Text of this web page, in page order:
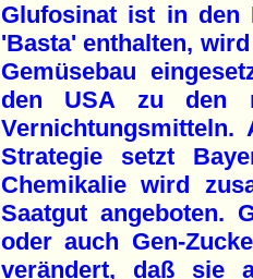
Glufosinat ist in den
'Basta' enthalten,
Gemüsebau
den USA zu den
Vernichtungsmitteln.
Strategie setzt
Chemikalie wird
Saatgut angeboten.
oder auch Gen-
verändert, daß sie